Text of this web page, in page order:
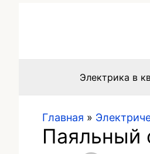
Электрика в
Главная »
Паяльный